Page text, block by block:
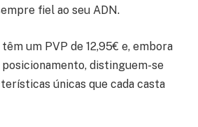
fiel ao seu ADN.
um PVP de 12,95€ e, embora
distinguem-se
únicas que cada casta